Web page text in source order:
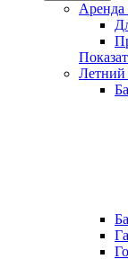
Аренда
Летний